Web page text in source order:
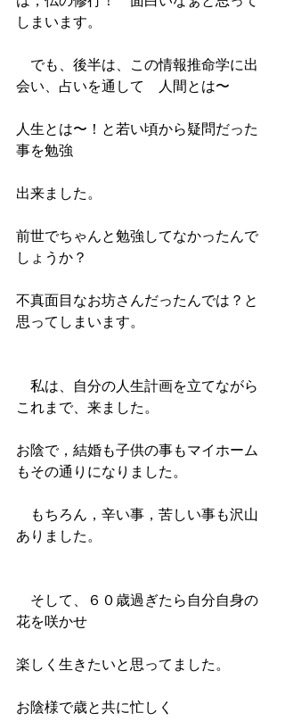
しまいます。
でも、後半は、この情報推命学に出
会い、占いを通して　人間とは〜
人生とは〜！と若い頃から疑問だった
事を勉強
出来ました。
前世でちゃんと勉強してなかったんで
しょうか？
不真面目なお坊さんだったんでは？と
思ってしまいます。
私は、自分の人生計画を立てながら
これまで、来ました。
お陰で，結婚も子供の事もマイホーム
もその通りになりました。
もちろん，辛い事，苦しい事も沢山
ありました。
そして、６０歳過ぎたら自分自身の
花を咲かせ
楽しく生きたいと思ってました。
お陰様で歳と共に忙しく